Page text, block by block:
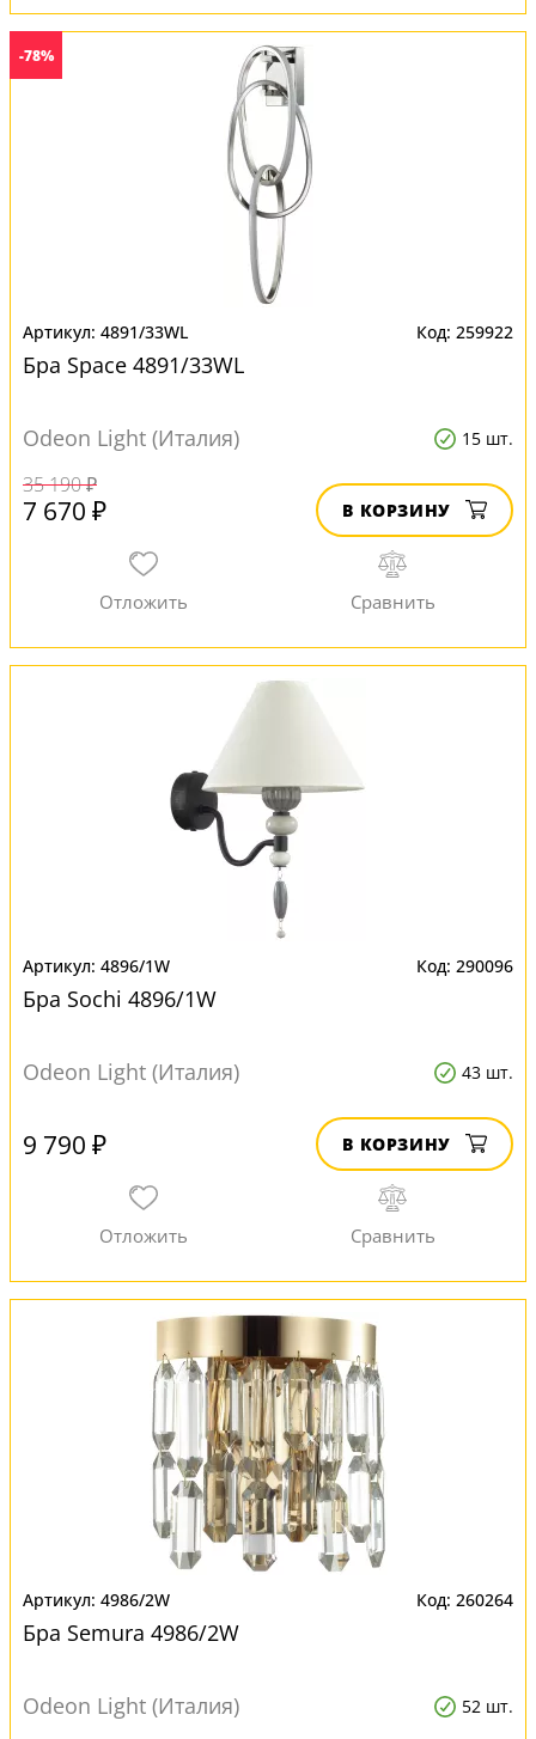
-78%
4891/33WL 259922
Бра Space 4891/33WL
Odeon Light (Италия) 15 шт.
35 190 ₽
7 670 ₽ В КОРЗИНУ
4896/1W 290096
Бра Sochi 4896/1W
Odeon Light (Италия) 43 шт.
9 790 ₽ В КОРЗИНУ
4986/2W 260264
Бра Semura 4986/2W
Odeon Light (Италия) 52 шт.